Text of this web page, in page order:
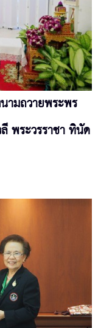
ามถวายพระพร
ลี พระวรราชา ทินัด